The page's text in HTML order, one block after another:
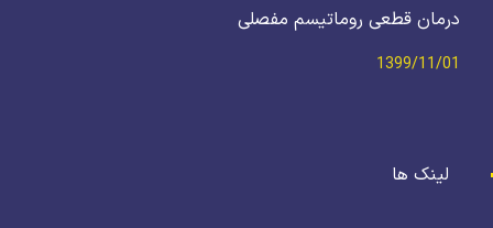
درمان قطعی روماتیسم مفصلی
1399/11/01
لینک ها